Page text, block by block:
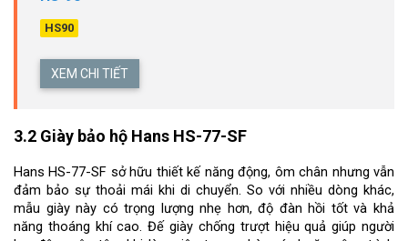
HS90
XEM CHI TIẾT
3.2 Giày bảo hộ Hans HS-77-SF
Hans HS-77-SF sở hữu thiết kế năng động, ôm chân nhưng vẫn
đảm bảo sự thoải mái khi di chuyển. So với nhiều dòng khác,
mẫu giày này có trọng lượng nhẹ hơn, độ đàn hồi tốt và khả
năng thoáng khí cao. Đế giày chống trượt hiệu quả giúp người